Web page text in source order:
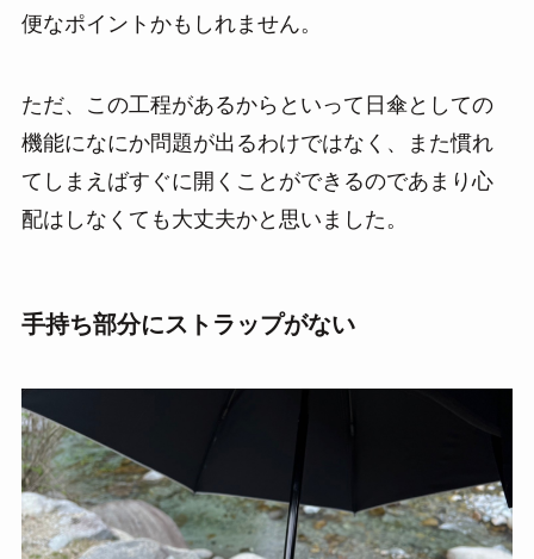
便なポイントかもしれません。
ただ、この工程があるからといって日傘としての
機能になにか問題が出るわけではなく、また慣れ
てしまえばすぐに開くことができるのであまり心
配はしなくても大丈夫かと思いました。
手持ち部分にストラップがない